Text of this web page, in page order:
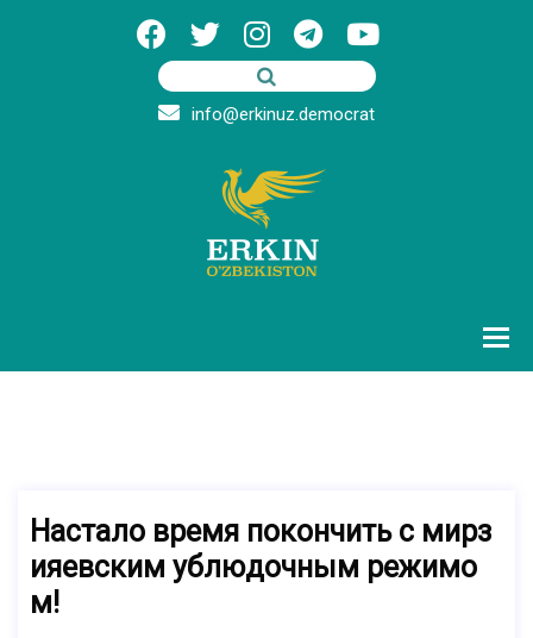
info@erkinuz.democrat
Настало время покончить с мирз
ияевским ублюдочным режимо
м!